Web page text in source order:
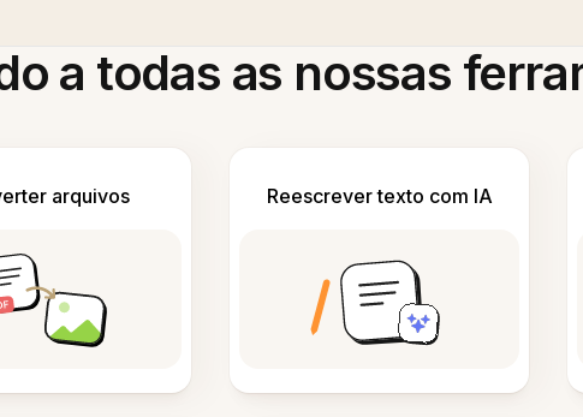
a todas as nossas
arquivos Reescrever texto com IA